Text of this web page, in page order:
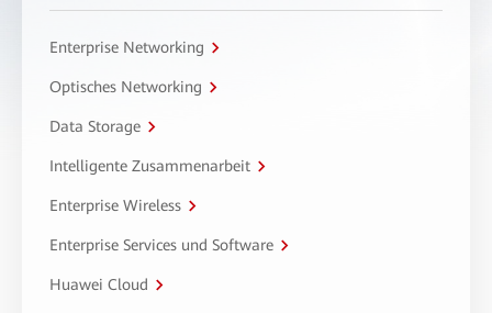
Enterprise Networking
Optisches Networking
Data Storage
Intelligente Zusammenarbeit
Enterprise Wireless
Enterprise Services und Software
Huawei Cloud